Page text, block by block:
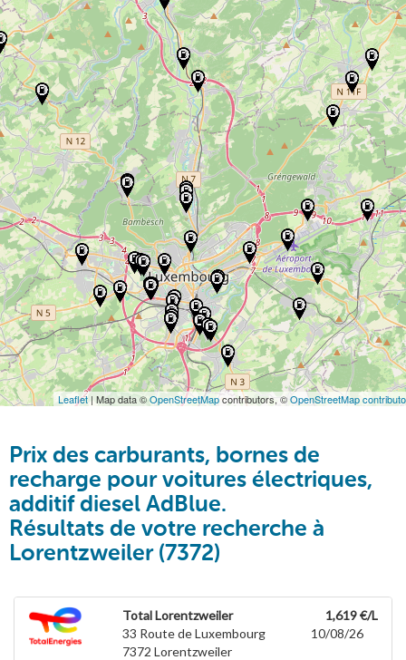
Leaflet | Map data ©OpenStreetMapcontributors, ©OpenStreetMap
Prix des carburants, bornes de
recharge pour voitures électriques,
additif diesel AdBlue.
Résultats de votre recherche à
Lorentzweiler (7372)
Total Lorentzweiler
33 Route de Luxembourg
7372 Lorentzweiler
1,619 €/L
10/08/26